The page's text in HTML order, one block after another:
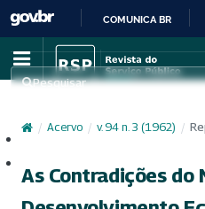
COMUNICA BR
Pesquisar
/ Acervo / v. 94 n. 3 (1962) /
As Contradições do